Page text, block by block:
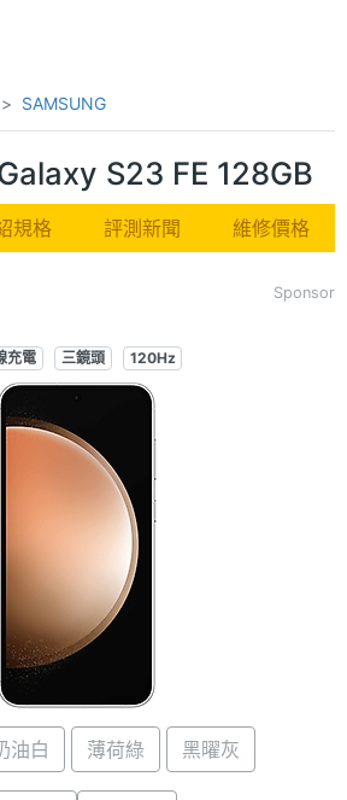
SAMSUNG
S23 FE 128GB
規格 評測新聞 維修價格
Sponsor
充電 三鏡頭 120Hz
油白 薄荷綠 黑曜灰